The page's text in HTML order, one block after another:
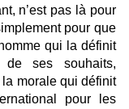
n’est pas là pour
pour que
qui la définit
de ses souhaits,
la morale qui définit
pour les